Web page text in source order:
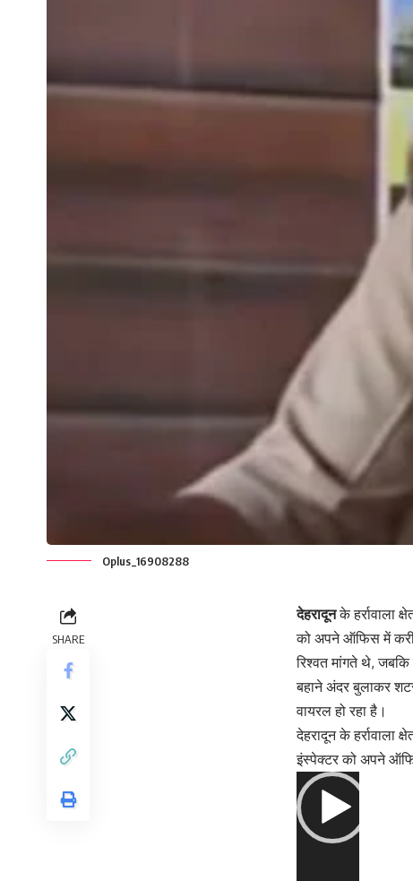
Oplus_16908288
SHARE
देहरादूनके हर्रावाला
को अपने ऑफिस में
रिश्वत मांगते थे,
बहाने अंदर बुलाकर
वायरल हो रहा है।
देहरादून के हर्रावाला
इंस्पेक्टर को अपने
Video
Player